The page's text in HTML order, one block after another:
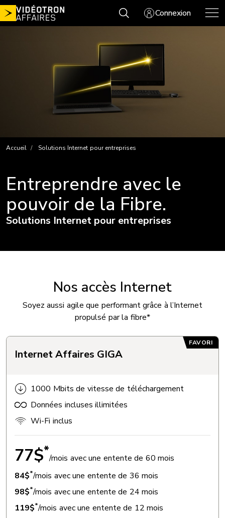
Aller
au
Connexion
Accueil Solutions Internet pour entreprises
Entreprendre avec le
pouvoir de la Fibre.
Solutions Internet pour entreprises
Nos accès Internet
Soyez aussi agile que performant grâce à l’Internet
propulsé par la fibre*
Internet Affaires GIGA
FAVORI
1000 Mbits de vitesse de téléchargement
Données incluses illimitées
Wi-Fi inclus
77$*/mois avec une entente de 60 mois
84$*/mois avec une entente de 36 mois
98$*/mois avec une entente de 24 mois
119$*/mois avec une entente de 12 mois